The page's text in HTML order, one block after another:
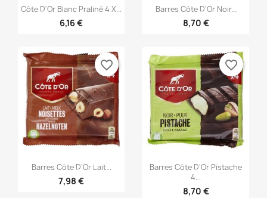
Vista rápida
Côte D'Or Blanc Praliné 4 X...
6,16 €
 Vista rápida
Barres Côte D'Or Noir...
8,70 €
Vista rápida
Barres Côte D'Or Lait...
7,98 €
favorite_border
Vista rápida
Barres Côte D'Or Pistache
4...
8,70 €
favorite_border